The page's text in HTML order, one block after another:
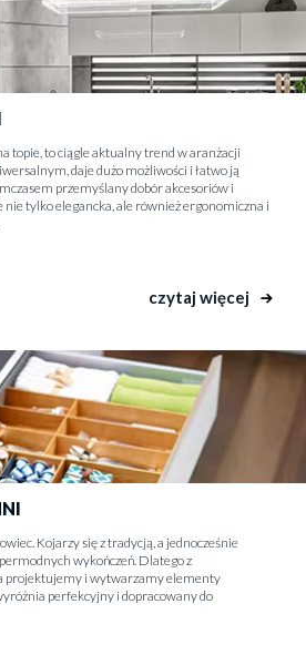
topie, to ciągle aktualny trend w aranżacji
daje dużo możliwości i łatwo ją
przemyślany dobór akcesoriów i
nie tylko elegancka, ale również ergonomiczna i
czytaj więcej
Kojarzy się z tradycją, a jednocześnie
wykończeń. Dlatego z
projektujemy i wytwarzamy elementy
perfekcyjny i dopracowany do